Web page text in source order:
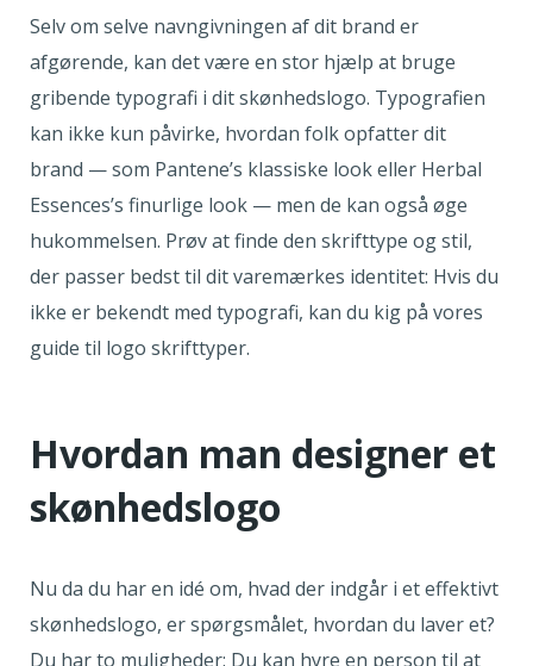
Selv om selve navngivningen af dit brand er
afgørende, kan det være en stor hjælp at bruge
gribende typografi i dit skønhedslogo. Typografien
kan ikke kun påvirke, hvordan folk opfatter dit
brand — som Pantene’s klassiske look eller Herbal
Essences’s finurlige look — men de kan også øge
hukommelsen. Prøv at finde den skrifttype og stil,
der passer bedst til dit varemærkes identitet: Hvis du
ikke er bekendt med typografi, kan du kig på vores
guide til logo skrifttyper.
Hvordan man designer et
skønhedslogo
Nu da du har en idé om, hvad der indgår i et effektivt
skønhedslogo, er spørgsmålet, hvordan du laver et?
Du har to muligheder: Du kan hyre en person til at